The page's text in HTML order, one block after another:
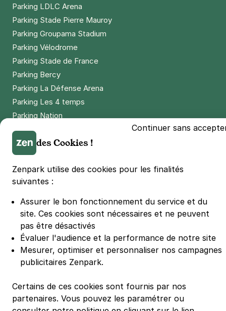
Parking LDLC Arena
Parking Stade Pierre Mauroy
Parking Groupama Stadium
Parking Vélodrome
Parking Stade de France
Parking Bercy
Parking La Défense Arena
Parking Les 4 temps
Parking Nation
Parking Porte de Versailles
Parking Lille Grand Palais
Parking Euralille
Parking Casino Barrière Lille
🌍 Passer de 130 à 110 km/h sur autoroute réduit votre
consommation de 20%
#SeDéplacerMoinsPolluer
© Zenpark 2012 - 2026 - Tous droits réservés - Fabriqué avec soin à
Rennes et Paris
Continuer sans
des Cookies !
Zenpark utilise des cookies pour les finalités
suivantes :
Assurer le bon fonctionnement du service et du
site. Ces cookies sont nécessaires et ne peuvent
pas être désactivés
Évaluer l'audience et la performance de notre site
Mesurer, optimiser et personnaliser nos campagnes
publicitaires Zenpark.
Certains de ces cookies sont fournis par nos
partenaires. Vous pouvez les paramétrer ou